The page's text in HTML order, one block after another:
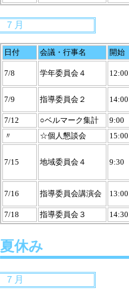
７月
日付 会議・行事名 開始
7/8 学年委員会４ 12:00
7/9 指導委員会２ 14:00
7/12 ○ベルマーク集計
9:00
〃
☆個人懇談会 15:00
7/15 地域委員会４ 9:30
7/16 指導委員会講演会 13:00
7/18 指導委員会３ 14:30
夏休み
７月